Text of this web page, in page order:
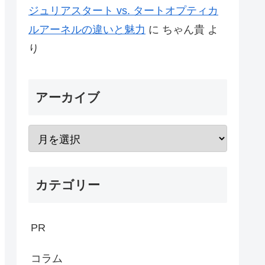
ジュリアスタート vs. タートオプティカ
ルアーネルの違いと魅力 に ちゃん貴 よ
り
アーカイブ
カテゴリー
PR
コラム